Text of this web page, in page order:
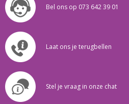
Bel ons op 073 642 39 01
Laat ons je terugbellen
Stel je vraag in onze chat